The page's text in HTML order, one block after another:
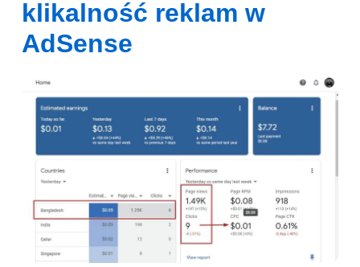
klikalność reklam w
AdSense